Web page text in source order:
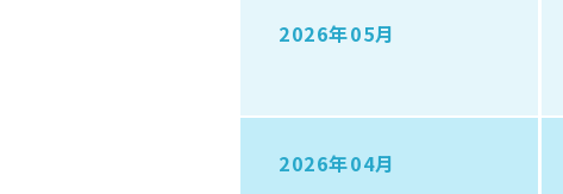
2026年05月
2026年04月